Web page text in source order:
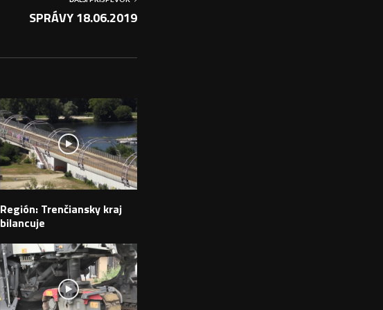
SPRÁVY 18.06.2019
Región: Trenčiansky kraj
bilancuje